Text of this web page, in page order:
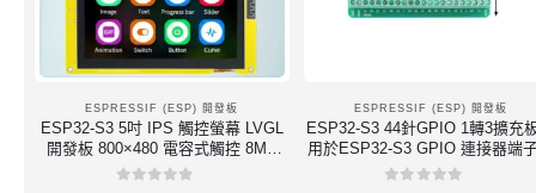
ESPRESSIF (ESP) 開發板
ESP32-S3 5吋 IPS 觸控螢幕 LVGL
開發板 800×480 電容式觸控 8MB
PSRAM / 16MB 內存 含壓克力外殼
ESPRESSIF (ESP) 開發板
ESP32-S3 44針GPIO 1轉3擴充
用於ESP32-S3 GPIO 連接器端
換器